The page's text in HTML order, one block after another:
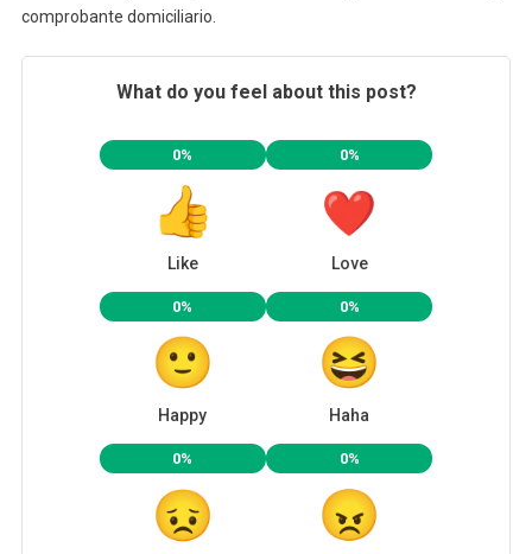
comprobante domiciliario.
What do you feel about this post?
0%
Like
0%
Love
0%
Happy
0%
Haha
0% 0%